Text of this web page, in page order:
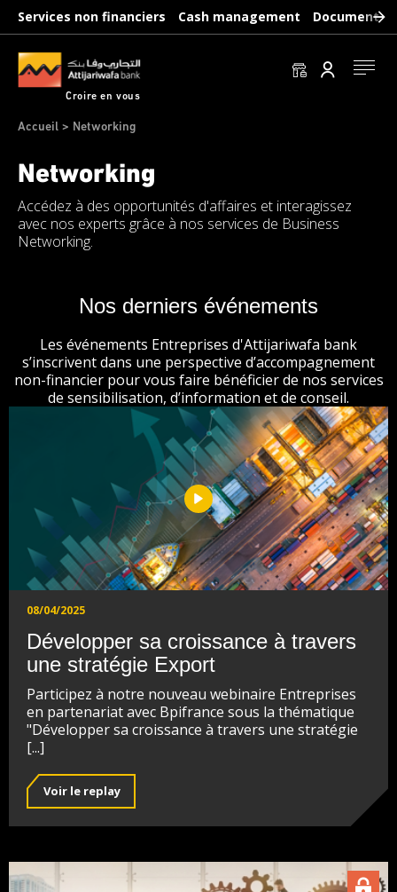
Aller
principal
Services non financiers Cash management Documents
Croire en vous
Se
Fil
Accueil Networking
Networking
Accédez à des opportunités d'affaires et interagissez
avec nos experts grâce à nos services de Business
Networking.
ParagraphsNos derniers événements
Les événements Entreprises d'Attijariwafa bank
s’inscrivent dans une perspective d’accompagnement
non-financier pour vous faire bénéficier de nos services
de sensibilisation, d’information et de conseil.
08/04/2025
Développer sa croissance à travers
une stratégie Export
Participez à notre nouveau webinaire Entreprises
en partenariat avec Bpifrance sous la thématique
"Développer sa croissance à travers une stratégie
[...]
Voir le replay